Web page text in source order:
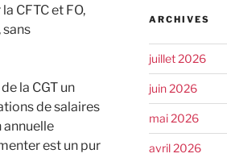
CFTC et FO,
la CGT un
de salaires
annuelle
est un pur
ARCHIVES
juillet 2026
juin 2026
mai 2026
avril 2026